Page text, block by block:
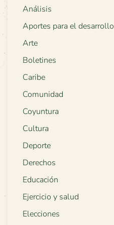
Análisis
Aportes para el desarrollo
Arte
Boletines
Caribe
Comunidad
Coyuntura
Cultura
Deporte
Derechos
Educación
Ejercicio y salud
Elecciones